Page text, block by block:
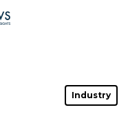
Hit enter to search or ESC to close
Industry